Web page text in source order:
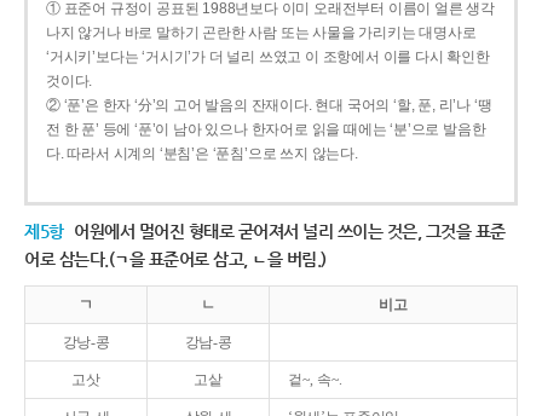
① 표준어 규정이 공표된 1988년보다 이미 오래전부터 이름이 얼른 생각
나지 않거나 바로 말하기 곤란한 사람 또는 사물을 가리키는 대명사로
‘거시키’보다는 ‘거시기’가 더 널리 쓰였고 이 조항에서 이를 다시 확인한
것이다.
② ‘푼’은 한자 ‘分’의 고어 발음의 잔재이다. 현대 국어의 ‘할, 푼, 리’나 ‘땡
전 한 푼’ 등에 ‘푼’이 남아 있으나 한자어로 읽을 때에는 ‘분’으로 발음한
다. 따라서 시계의 ‘분침’은 ‘푼침’으로 쓰지 않는다.
제5항 어원에서 멀어진 형태로 굳어져서 널리 쓰이는 것은, 그것을 표준
어로 삼는다.(ㄱ을 표준어로 삼고, ㄴ을 버림.)
ㄱ ㄴ 비고
강낭-콩 강남-콩
고삿 고샅 겉~, 속~.